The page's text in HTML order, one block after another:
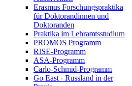
Erasmus Forschungspraktika
für Doktorandinnen und
Doktoranden
Praktika im Lehramtsstudium
PROMOS Programm
RISE-Programm
ASA-Programm
Carlo-Schmid-Programm
Go East - Russland in der